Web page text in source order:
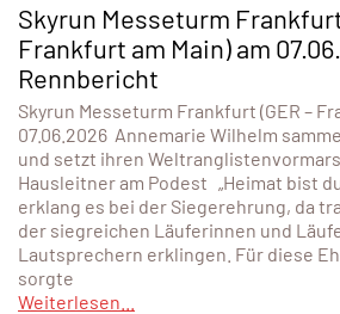
Skyrun Messeturm Frankfurt
Frankfurt am Main) am
Rennbericht
Skyrun Messeturm Frankfurt (GER –
07.06.2026 Annemarie Wilhelm
und setzt ihren
Hausleitner am Podest „Heimat bist
erklang es bei der Siegerehrung, da
der siegreichen Läuferinnen und
Lautsprechern erklingen. Für diese
sorgte
Weiterlesen...